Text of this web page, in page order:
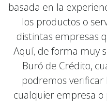
basada en la
los productos o
distintas empresas
Aquí, de forma muy
Buró de Crédito,
podremos verificar
cualquier empresa o